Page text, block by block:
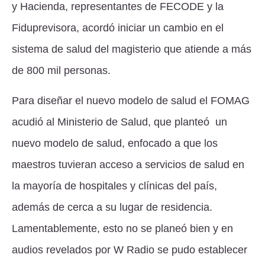
y Hacienda, representantes de FECODE y la
Fiduprevisora, acordó iniciar un cambio en el
sistema de salud del magisterio que atiende a más
de 800 mil personas.
Para diseñar el nuevo modelo de salud el FOMAG
acudió al Ministerio de Salud, que planteó un
nuevo modelo de salud, enfocado a que los
maestros tuvieran acceso a servicios de salud en
la mayoría de hospitales y clínicas del país,
además de cerca a su lugar de residencia.
Lamentablemente, esto no se planeó bien y en
audios revelados por W Radio se pudo establecer